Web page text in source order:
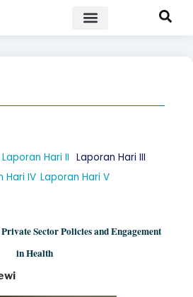
Laporan Hari II Laporan Hari III
Hari IV Laporan Hari V
Sector Policies and Engagement
in Health